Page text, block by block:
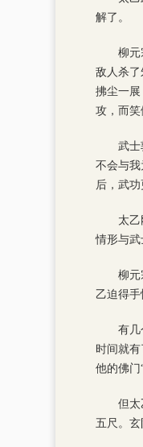
解了。
柳元
敌人杀
拂尘一
攻，而
武士
不会与
后，武
太
情形与
柳元
乙迫得手
有几
时间就
他的佛门
但太
五尺。玄